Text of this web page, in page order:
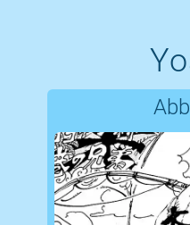
Piece
Versus
Rangliste